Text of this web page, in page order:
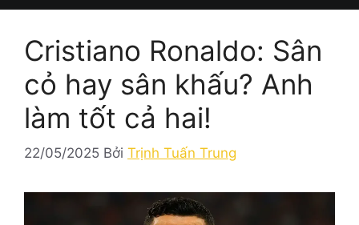
Cristiano Ronaldo: Sân
cỏ hay sân khấu? Anh
làm tốt cả hai!
22/05/2025 Bởi Trịnh Tuấn Trung